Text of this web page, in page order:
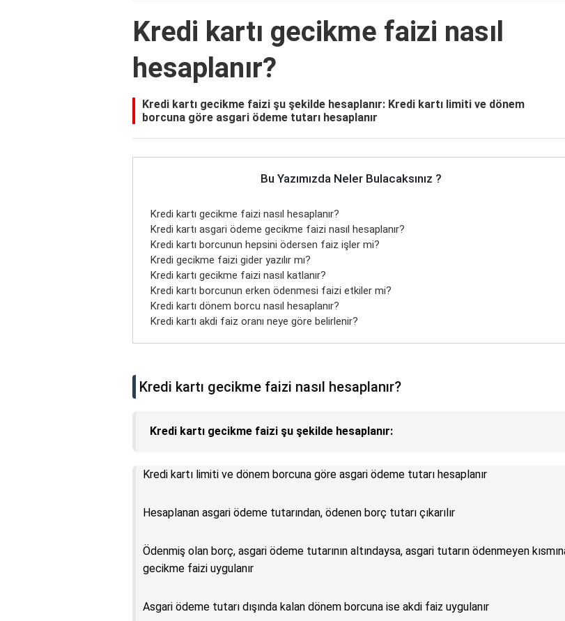
Kredi kartı gecikme faizi nasıl
hesaplanır?
Kredi kartı gecikme faizi şu şekilde hesaplanır: Kredi kartı limiti ve dönem
borcuna göre asgari ödeme tutarı hesaplanır
Bu Yazımızda Neler Bulacaksınız ?
Kredi kartı gecikme faizi nasıl hesaplanır?
Kredi kartı asgari ödeme gecikme faizi nasıl hesaplanır?
Kredi kartı borcunun hepsini ödersen faiz işler mi?
Kredi gecikme faizi gider yazılır mı?
Kredi kartı gecikme faizi nasıl katlanır?
Kredi kartı borcunun erken ödenmesi faizi etkiler mi?
Kredi kartı dönem borcu nasıl hesaplanır?
Kredi kartı akdi faiz oranı neye göre belirlenir?
Kredi kartı gecikme faizi nasıl hesaplanır?
Kredi kartı gecikme faizi şu şekilde hesaplanır:
Kredi kartı limiti ve dönem borcuna göre asgari ödeme tutarı hesaplanır
Hesaplanan asgari ödeme tutarından, ödenen borç tutarı çıkarılır
Ödenmiş olan borç, asgari ödeme tutarının altındaysa, asgari tutarın ödenmeyen
gecikme faizi uygulanır
Asgari ödeme tutarı dışında kalan dönem borcuna ise akdi faiz uygulanır